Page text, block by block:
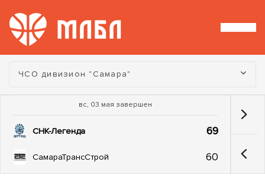
Турнир:
ЧСО дивизион "Самара"
вс, 03 мая завершен
СНК-Легенда 69
СамараТрансСтрой 60